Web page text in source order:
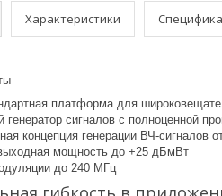
Характеристики
платформа для
генератор сигналов с полноценной
концепция генерации ВЧ-сигналов
мощность до +25 дБмВт
до 240 МГц